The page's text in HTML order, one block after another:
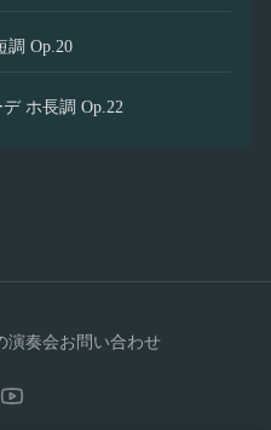
調 Op.20
ホ長調 Op.22
演奏会お問い合わせ